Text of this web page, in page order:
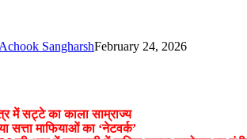
Achook SangharshFebruary 24, 2026
में सट्टे का काला साम्राज्य
सत्ता माफियाओं का ‘नेटवर्क’